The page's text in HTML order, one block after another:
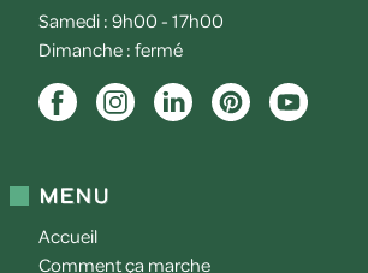
Samedi : 9h00 - 17h00
Dimanche : fermé
Menu
Accueil
Comment ça marche